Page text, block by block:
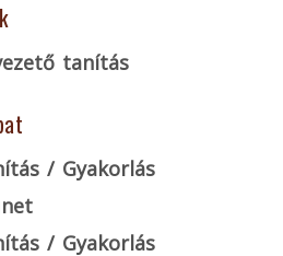
tanítás
/ Gyakorlás
/ Gyakorlás